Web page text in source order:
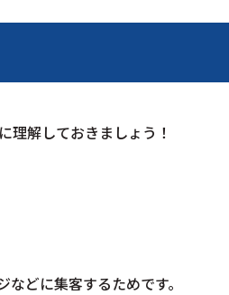
理解しておきましょう！
どに集客するためです。